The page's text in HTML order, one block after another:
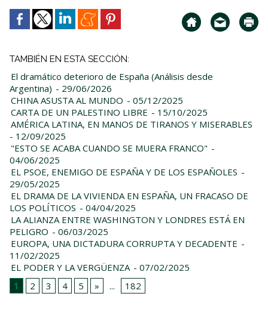
TAMBIÉN EN ESTA SECCIÓN:
El dramático deterioro de España (Análisis desde
Argentina) - 29/06/2026
CHINA ASUSTA AL MUNDO - 05/12/2025
CARTA DE UN PALESTINO LIBRE - 15/10/2025
AMÉRICA LATINA, EN MANOS DE TIRANOS Y MISERABLES
- 12/09/2025
"ESTO SE ACABA CUANDO SE MUERA FRANCO" -
04/06/2025
EL PSOE, ENEMIGO DE ESPAÑA Y DE LOS ESPAÑOLES -
29/05/2025
EL DRAMA DE LA VIVIENDA EN ESPAÑA, UN FRACASO DE
LOS POLÍTICOS - 04/04/2025
LA ALIANZA ENTRE WASHINGTON Y LONDRES ESTÁ EN
PELIGRO - 06/03/2025
EUROPA, UNA DICTADURA CORRUPTA Y DECADENTE -
11/02/2025
EL PODER Y LA VERGÜENZA - 07/02/2025
1
2 3 4 5 » ... 182